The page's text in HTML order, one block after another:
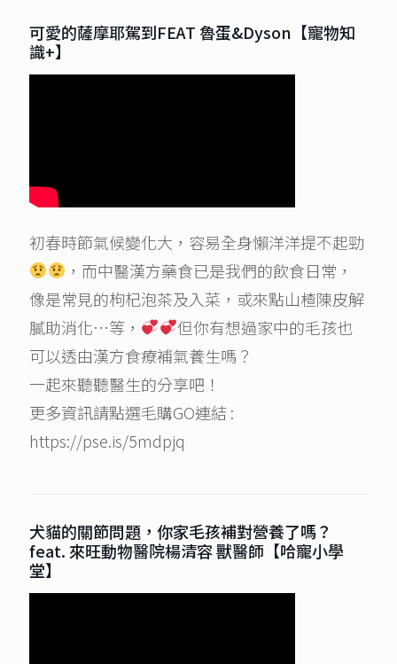
可愛的薩摩耶駕到FEAT 魯蛋&Dyson【寵物知
識+】
初春時節氣候變化大，容易全身懶洋洋提不起勁
，而中醫漢方藥食已是我們的飲食日常，
像是常見的枸杞泡茶及入菜，或來點山楂陳皮解
膩助消化…等，
但你有想過家中的毛孩也
可以透由漢方食療補氣養生嗎？
一起來聽聽醫生的分享吧！
更多資訊請點選毛購GO連結 :
https://pse.is/5mdpjq
犬貓的關節問題，你家毛孩補對營養了嗎？
feat. 來旺動物醫院楊清容 獸醫師【哈寵小學
堂】